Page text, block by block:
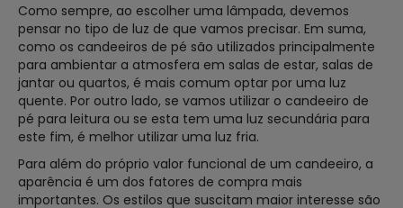
Como sempre, ao escolher uma lâmpada, devemos
pensar no tipo de luz de que vamos precisar. Em suma,
como os candeeiros de pé são utilizados principalmente
para ambientar a atmosfera em salas de estar, salas de
jantar ou quartos, é mais comum optar por uma luz
quente. Por outro lado, se vamos utilizar o candeeiro de
pé para leitura ou se esta tem uma luz secundária para
este fim, é melhor utilizar uma luz fria.
Para além do próprio valor funcional de um candeeiro, a
aparência é um dos fatores de compra mais
importantes. Os estilos que suscitam maior interesse são